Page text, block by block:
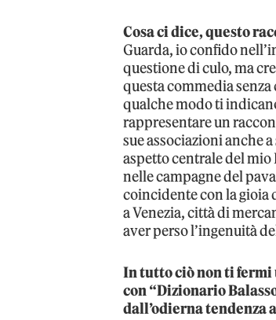
Cosa ci dice, questo
Guarda, io confido
questione di culo, ma
questa commedia
qualche modo ti
rappresentare un
sue associazioni anche
aspetto centrale del
nelle campagne del
coincidente con la gioia
a Venezia, città di
aver perso l’ingenuità
In tutto ciò non ti fermi
con “Dizionario
dall’odierna tendenza